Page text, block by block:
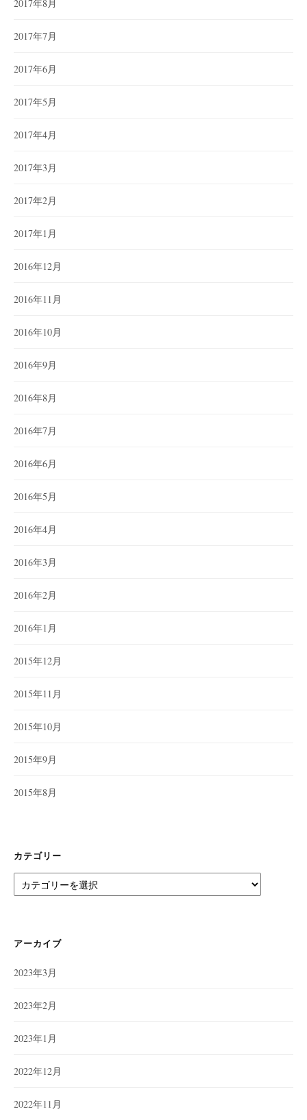
2017年8月
2017年7月
2017年6月
2017年5月
2017年4月
2017年3月
2017年2月
2017年1月
2016年12月
2016年11月
2016年10月
2016年9月
2016年8月
2016年7月
2016年6月
2016年5月
2016年4月
2016年3月
2016年2月
2016年1月
2015年12月
2015年11月
2015年10月
2015年9月
2015年8月
カテゴリー
テ
ー
アーカイブ
2023年3月
2023年2月
2023年1月
2022年12月
2022年11月